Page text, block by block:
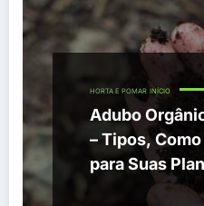
HORTA E POMAR INÍCIO
Adubo
– Tipos,
para Suas